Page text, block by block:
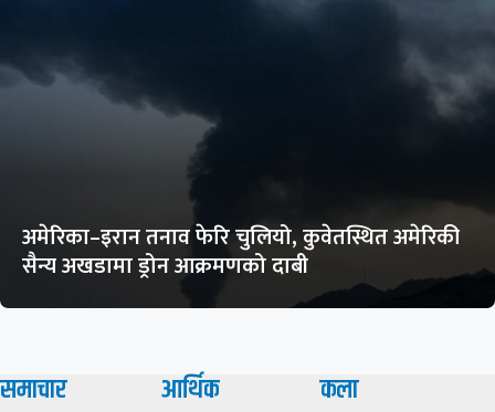
अमेरिका–इरान तनाव फेरि चुलियो, कुवेतस्थित अमेरिकी
सैन्य अखडामा ड्रोन आक्रमणको दाबी
समाचार आर्थिक कला